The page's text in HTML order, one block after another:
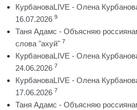
КурбановаLIVE - Олена
16.07.2026 9
Таня Адамс - Объясняю
слова "ахуй" 7
КурбановаLIVE - Олена
24.06.2026 7
КурбановаLIVE - Олена
17.06.2026 7
Таня Адамс - Объясняю